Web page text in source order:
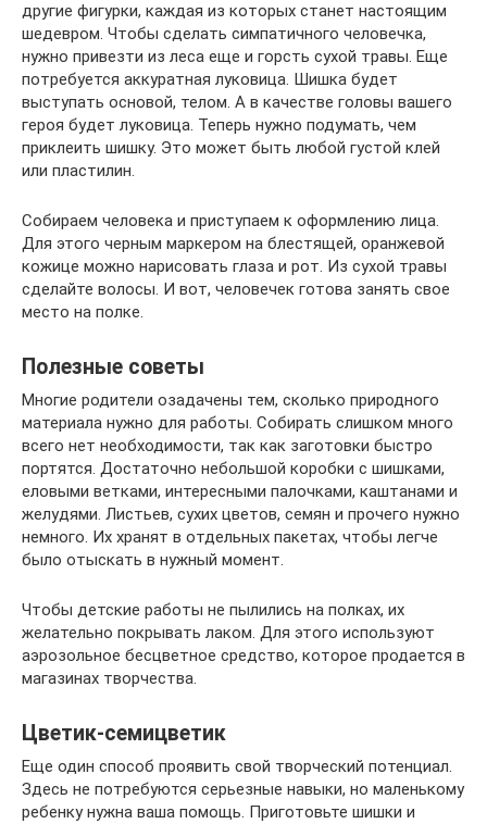
другие фигурки, каждая из которых станет настоящим
шедевром. Чтобы сделать симпатичного человечка,
нужно привезти из леса еще и горсть сухой травы. Еще
потребуется аккуратная луковица. Шишка будет
выступать основой, телом. А в качестве головы вашего
героя будет луковица. Теперь нужно подумать, чем
приклеить шишку. Это может быть любой густой клей
или пластилин.
Собираем человека и приступаем к оформлению лица.
Для этого черным маркером на блестящей, оранжевой
кожице можно нарисовать глаза и рот. Из сухой травы
сделайте волосы. И вот, человечек готова занять свое
место на полке.
Полезные советы
Многие родители озадачены тем, сколько природного
материала нужно для работы. Собирать слишком много
всего нет необходимости, так как заготовки быстро
портятся. Достаточно небольшой коробки с шишками,
еловыми ветками, интересными палочками, каштанами и
желудями. Листьев, сухих цветов, семян и прочего нужно
немного. Их хранят в отдельных пакетах, чтобы легче
было отыскать в нужный момент.
Чтобы детские работы не пылились на полках, их
желательно покрывать лаком. Для этого используют
аэрозольное бесцветное средство, которое продается в
магазинах творчества.
Цветик-семицветик
Еще один способ проявить свой творческий потенциал.
Здесь не потребуются серьезные навыки, но маленькому
ребенку нужна ваша помощь. Приготовьте шишки и